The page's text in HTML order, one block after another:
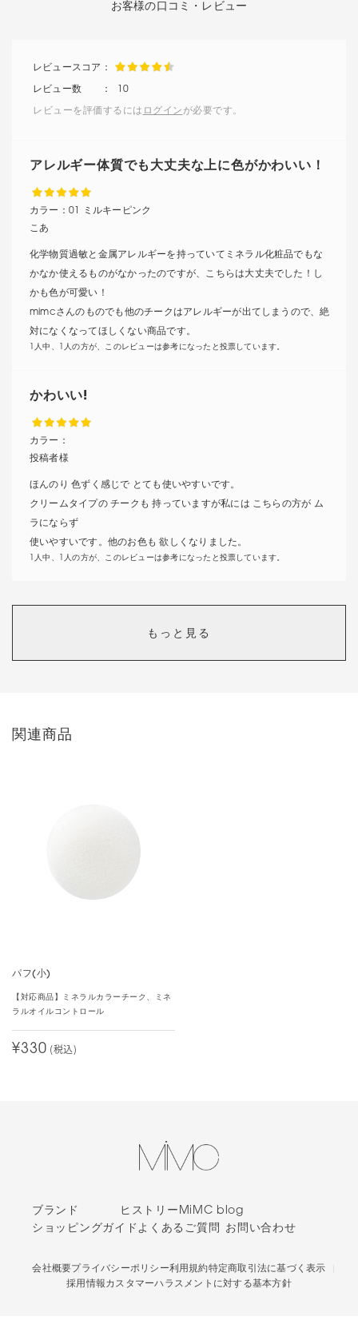
お客様の口コミ・レビュー
10
レビューを評価するには ログイン が必要です。
アレルギー体質でも大丈夫な上に色がかわいい！
こあ
カラー： 01 ミルキーピンク
化学物質過敏と金属アレルギーを持っていてミネラル化粧品でもな
かなか使えるものがなかったのですが、こちらは大丈夫でした！し
かも色が可愛い！
mimcさんのものでも他のチークはアレルギーが出てしまうので、絶
対になくなってほしくない商品です。
1人中、1人の方が、このレビューは参考になったと投票しています。
かわいい!
投稿者様
カラー：
ほんのり 色ずく感じで とても使いやすいです。
クリームタイプの チークも 持っていますが私には こちらの方が ム
ラにならず
使いやすいです。他のお色も 欲しくなりました。
1人中、1人の方が、このレビューは参考になったと投票しています。
ポンポンの仕方の工夫について
やすい大きさですね!
09ピュアピンク
BBA/Age52のワタクシですが、お色とってもよいです。ほんわかし
て顔が明るくなる。
鏡付きなのもイイ、デスクに置いてチェックするのも可かな。た
1人中、1人の方が、このレビューは参考になったと投票しています。
カラー： 09 ピュアピンク
ミネラル系のメーカーを順番に試してきて、MiMCは一度も期待を
もっと見る
関連商品
パフ(小)
【対応商品】ミネラルカラーチーク、ミネ
ラルオイルコントロール
¥330 (税込)
ブランド ヒストリー MiMC blog
ショッピングガイド よくあるご質問 お問い合わせ
会社概要プライバシーポリシー利用規約特定商取引法に基づく表示
採用情報カスタマーハラスメントに対する基本方針